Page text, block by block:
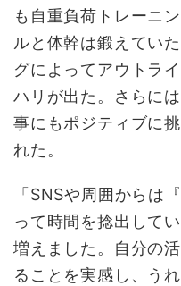
も自重負荷トレーニ
ルと体幹は鍛えてい
グによってアウトラ
ハリが出た。さらに
事にもポジティブに
れた。
「SNSや周囲からは
って時間を捻出して
増えました。自分の
ることを実感し、う